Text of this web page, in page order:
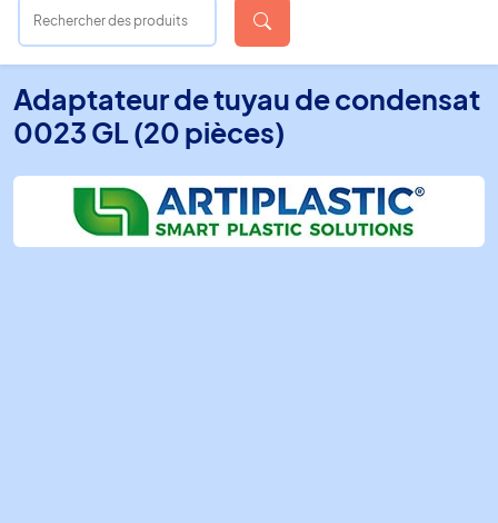
Adaptateur de tuyau de condensat
0023 GL (20 pièces)